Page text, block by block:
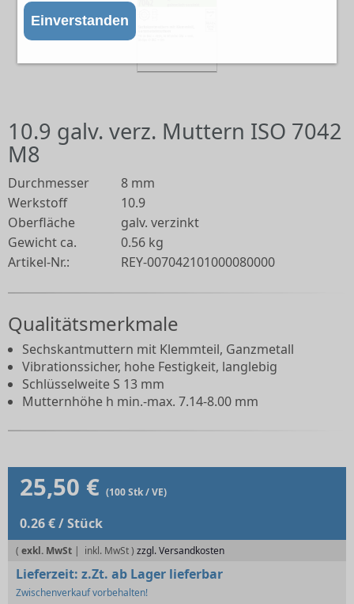
Einverstanden
10.9 galv. verz. Muttern ISO 7042
M8
Durchmesser
8 mm
Werkstoff
10.9
Oberfläche
galv. verzinkt
Gewicht ca.
0.56 kg
Artikel-Nr.:
REY-007042101000080000
Qualitätsmerkmale
Sechskantmuttern mit Klemmteil, Ganzmetall
Vibrationssicher, hohe Festigkeit, langlebig
Schlüsselweite S 13 mm
Mutternhöhe h min.-max. 7.14-8.00 mm
25,50 € (100 Stk / VE)
0.26 € / Stück
( exkl. MwSt | zzgl. Versandkosten
Lieferzeit: z.Zt. ab Lager lieferbar
Zwischenverkauf vorbehalten!